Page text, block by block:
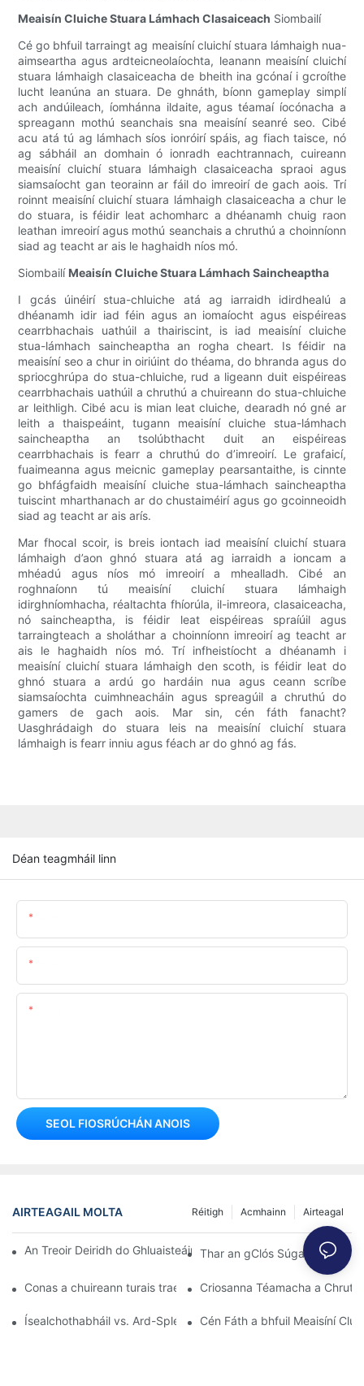
Meaisín Cluiche Stuara Lámhach Clasaiceach Siombailí
Cé go bhfuil tarraingt ag meaisíní cluichí stuara lámhaigh nua-
aimseartha agus ardteicneolaíochta, leanann meaisíní cluichí
stuara lámhaigh clasaiceacha de bheith ina gcónaí i gcroíthe
lucht leanúna an stuara. De ghnáth, bíonn gameplay simplí
ach andúileach, íomhánna ildaite, agus téamaí íocónacha a
spreagann mothú seanchais sna meaisíní seanré seo. Cibé
acu atá tú ag lámhach síos ionróirí spáis, ag fiach taisce, nó
ag sábháil an domhain ó ionradh eachtrannach, cuireann
meaisíní cluichí stuara lámhaigh clasaiceacha spraoi agus
siamsaíocht gan teorainn ar fáil do imreoirí de gach aois. Trí
roinnt meaisíní cluichí stuara lámhaigh clasaiceacha a chur le
do stuara, is féidir leat achomharc a dhéanamh chuig raon
leathan imreoirí agus mothú seanchais a chruthú a choinníonn
siad ag teacht ar ais le haghaidh níos mó.
Siombailí Meaisín Cluiche Stuara Lámhach Saincheaptha
I gcás úinéirí stua-chluiche atá ag iarraidh idirdhealú a
dhéanamh idir iad féin agus an iomaíocht agus eispéireas
cearrbhachais uathúil a thairiscint, is iad meaisíní cluiche
stua-lámhach saincheaptha an rogha cheart. Is féidir na
meaisíní seo a chur in oiriúint do théama, do bhranda agus do
spriocghrúpa do stua-chluiche, rud a ligeann duit eispéireas
cearrbhachais uathúil a chruthú a chuireann do stua-chluiche
ar leithligh. Cibé acu is mian leat cluiche, dearadh nó gné ar
leith a thaispeáint, tugann meaisíní cluiche stua-lámhach
saincheaptha an tsolúbthacht duit an eispéireas
cearrbhachais is fearr a chruthú do d’imreoirí. Le grafaicí,
fuaimeanna agus meicnic gameplay pearsantaithe, is cinnte
go bhfágfaidh meaisíní cluiche stua-lámhach saincheaptha
tuiscint mharthanach ar do chustaiméirí agus go gcoinneoidh
siad ag teacht ar ais arís.
Mar fhocal scoir, is breis iontach iad meaisíní cluichí stuara
lámhaigh d’aon ghnó stuara atá ag iarraidh a ioncam a
mhéadú agus níos mó imreoirí a mhealladh. Cibé an
roghnaíonn tú meaisíní cluichí stuara lámhaigh
idirghníomhacha, réaltachta fhíorúla, il-imreora, clasaiceacha,
nó saincheaptha, is féidir leat eispéireas spraíúil agus
tarraingteach a sholáthar a choinníonn imreoirí ag teacht ar
ais le haghaidh níos mó. Trí infheistíocht a dhéanamh i
meaisíní cluichí stuara lámhaigh den scoth, is féidir leat do
ghnó stuara a ardú go hardáin nua agus ceann scríbe
siamsaíochta cuimhneacháin agus spreagúil a chruthú do
gamers de gach aois. Mar sin, cén fáth fanacht?
Uasghrádaigh do stuara leis na meaisíní cluichí stuara
lámhaigh is fearr inniu agus féach ar do ghnó ag fás.
Déan teagmháil linn
SEOL FIOSRÚCHÁN ANOIS
AIRTEAGAIL MOLTA Airteagal
Acmhainn
Réitigh
An Treoir Deiridh do Ghluaisteáin Tuairteora Rollta 360° do
Thar an gClós Súgartha: Na
Conas a chuireann turais traenach leanaí borradh faoi fhorbairt
Criosanna Téamacha a
Ísealchothabháil vs. Ard-Spleodar: Cairteacha Leictreacha a
Cén Fáth a bhfuil Meaisíní